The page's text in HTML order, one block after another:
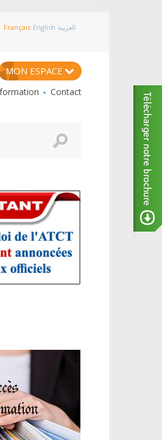
Français English العربية
MON ESPACE
Contact